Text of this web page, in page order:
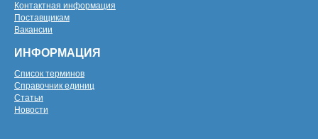
Контактная информация
Поставщикам
Вакансии
ИНФОРМАЦИЯ
Список терминов
Справочник единиц
Статьи
Новости